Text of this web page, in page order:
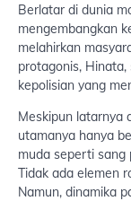
Berlatar di dunia
mengembangkan
melahirkan
protagonis,
kepolisian yang
Meskipun latarnya
utamanya hanya
muda seperti sang
Tidak ada elemen
Namun, dinamika